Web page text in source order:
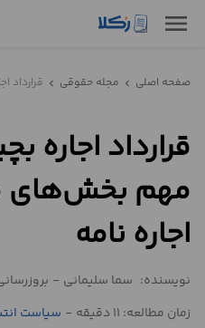
menu
نمونه
تنظیم
مشاوره
حقوقی
استعلام
صفحه اصلی chevron_left مجله حقوقی chevron_left قرارداد
قرارداد اجاره
مهم بخش‌های
اجاره نامه
نویسنده: سما سلیمانی -
زمان مطالعه: 11 دقیقه
- سیاست